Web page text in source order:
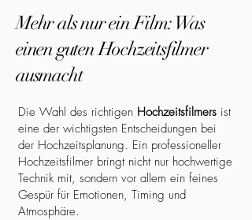
Mehr als nur ein Film: Was
einen guten Hochzeitsfilmer
ausmacht
Die Wahl des richtigen Hochzeitsfilmers ist
eine der wichtigsten Entscheidungen bei
der Hochzeitsplanung. Ein professioneller
Hochzeitsfilmer bringt nicht nur hochwertige
Technik mit, sondern vor allem ein feines
Gespür für Emotionen, Timing und
Atmosphäre.